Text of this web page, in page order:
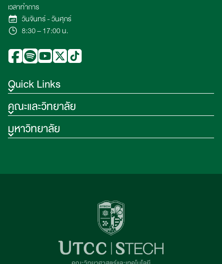
Quick Links
คณะและวิทยาลัย
มหาวิทยาลัย
เวลาทำการ
วันจันทร์ - วันศุกร์
8:30 – 17:00 น.